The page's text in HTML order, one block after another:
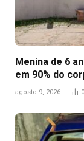
Menina de 6
em 90% do
agosto 9, 2026 0